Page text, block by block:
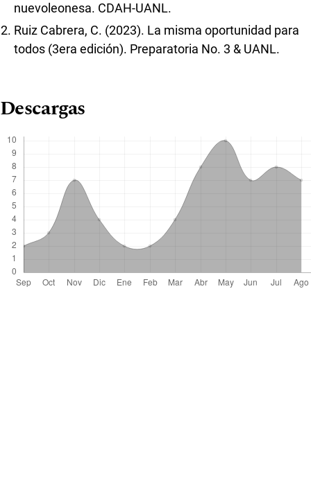
nuevoleonesa. CDAH-UANL.
Ruiz Cabrera, C. (2023). La misma oportunidad para
todos (3era edición). Preparatoria No. 3 & UANL.
Descargas